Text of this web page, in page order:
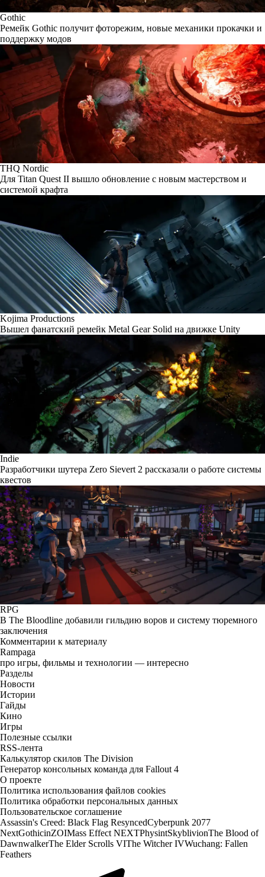
Gothic
Ремейк Gothic получит фоторежим, новые механики прокачки и
поддержку модов
THQ Nordic
Для Titan Quest II вышло обновление с новым мастерством и
системой крафта
Kojima Productions
Вышел фанатский ремейк Metal Gear Solid на движке Unity
Indie
Разработчики шутера Zero Sievert 2 рассказали о работе системы
квестов
RPG
В The Bloodline добавили гильдию воров и систему тюремного
заключения
Комментарии к материалу
Rampaga
про игры, фильмы и технологии — интересно
Разделы
Новости
Истории
Гайды
Кино
Игры
Полезные ссылки
RSS-лента
Калькулятор скилов The Division
Генератор консольных команда для Fallout 4
О проекте
Политика использования файлов cookies
Политика обработки персональных данных
Пользовательское соглашение
Assassin's Creed: Black Flag ResyncedCyberpunk 2077
NextGothicinZOIMass Effect NEXTPhysintSkyblivionThe Blood of
DawnwalkerThe Elder Scrolls VIThe Witcher IVWuchang: Fallen
Feathers